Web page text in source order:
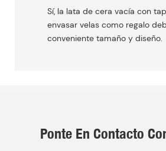
Sí, la lata de cera vacía con
envasar velas como regalo
conveniente tamaño y diseño.
Ponte En Contacto